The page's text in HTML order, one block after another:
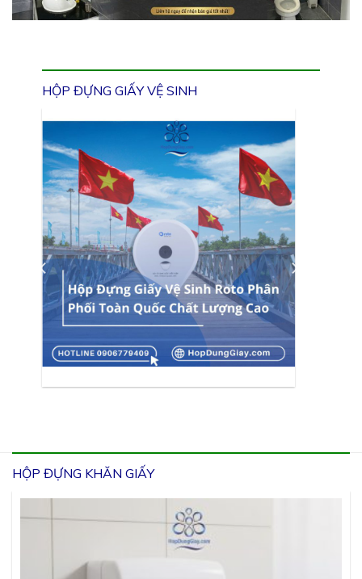
HỘP ĐỰNG GIẤY VỆ SINH
HỘP ĐỰNG KHĂN GIẤY